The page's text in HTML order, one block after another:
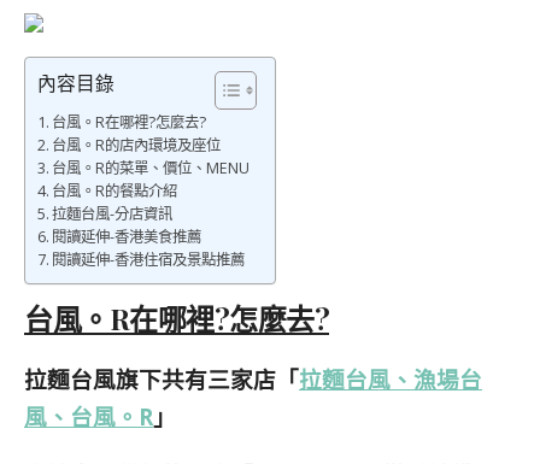
內容目錄
台風。R在哪裡?怎麼去?
台風。R的店內環境及座位
台風。R的菜單、價位、MENU
台風。R的餐點介紹
拉麵台風-分店資訊
閱讀延伸-香港美食推薦
閱讀延伸-香港住宿及景點推薦
台風。R在哪裡?怎麼去?
拉麵台風旗下共有三家店「拉麵台風、漁場台
風、台風。R 」